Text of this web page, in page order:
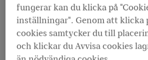
fungerar kan du klicka på
inställningar". Genom att klicka
cookies samtycker du till
och klickar du Avvisa cookies